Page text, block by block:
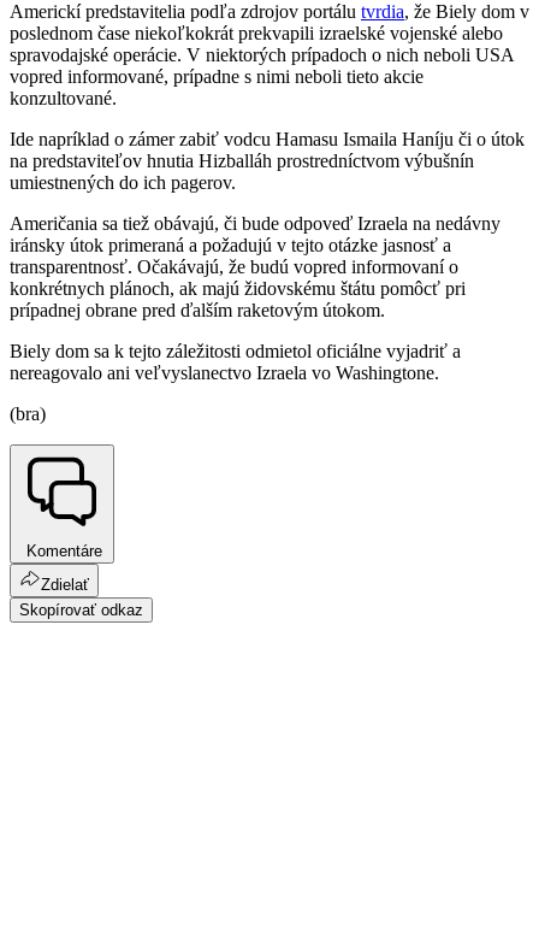
Americkí predstavitelia podľa zdrojov portálu tvrdia, že Biely dom v
poslednom čase niekoľkokrát prekvapili izraelské vojenské alebo
spravodajské operácie. V niektorých prípadoch o nich neboli USA
vopred informované, prípadne s nimi neboli tieto akcie
konzultované.
Ide napríklad o zámer zabiť vodcu Hamasu Ismaila Haníju či o útok
na predstaviteľov hnutia Hizballáh prostredníctvom výbušnín
umiestnených do ich pagerov.
Američania sa tiež obávajú, či bude odpoveď Izraela na nedávny
iránsky útok primeraná a požadujú v tejto otázke jasnosť a
transparentnosť. Očakávajú, že budú vopred informovaní o
konkrétnych plánoch, ak majú židovskému štátu pomôcť pri
prípadnej obrane pred ďalším raketovým útokom.
Biely dom sa k tejto záležitosti odmietol oficiálne vyjadriť a
nereagovalo ani veľvyslanectvo Izraela vo Washingtone.
(bra)
Komentáre
Zdielať
Skopírovať odkaz